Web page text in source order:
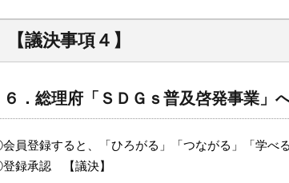
【議決事項４】
６．総理府「ＳＤＧｓ普及啓発事業」
員登録すると、「ひろがる」「つながる」「学べる
録承認 【議決】